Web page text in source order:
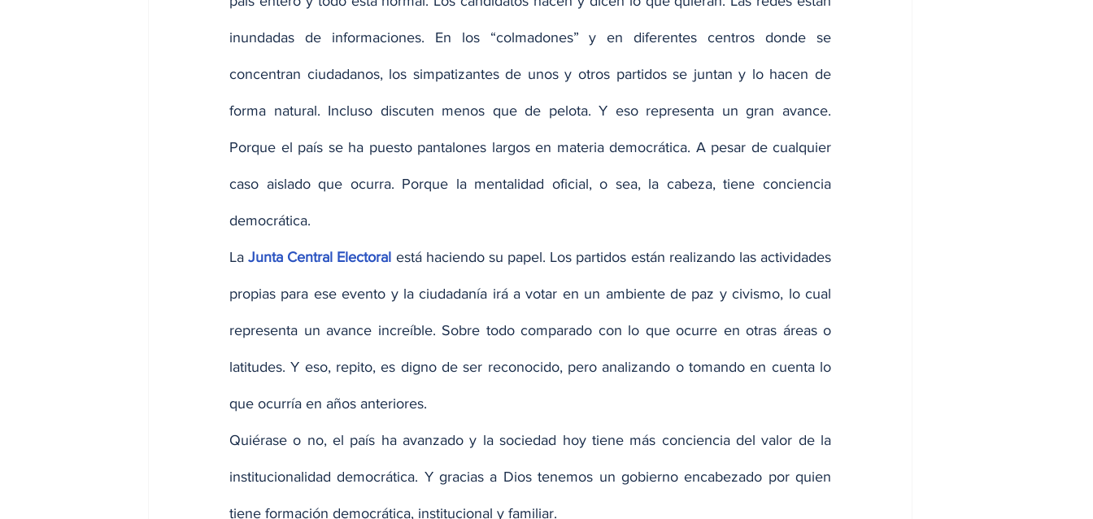
inundadas de informaciones. En los “colmadones” y en diferentes centros donde se
concentran ciudadanos, los simpatizantes de unos y otros partidos se juntan y lo hacen de
forma natural. Incluso discuten menos que de pelota. Y eso representa un gran avance.
Porque el país se ha puesto pantalones largos en materia democrática. A pesar de cualquier
caso aislado que ocurra. Porque la mentalidad oficial, o sea, la cabeza, tiene conciencia
democrática.
La Junta Central Electoral está haciendo su papel. Los partidos están realizando las actividades
propias para ese evento y la ciudadanía irá a votar en un ambiente de paz y civismo, lo cual
representa un avance increíble. Sobre todo comparado con lo que ocurre en otras áreas o
latitudes. Y eso, repito, es digno de ser reconocido, pero analizando o tomando en cuenta lo
que ocurría en años anteriores.
Quiérase o no, el país ha avanzado y la sociedad hoy tiene más conciencia del valor de la
institucionalidad democrática. Y gracias a Dios tenemos un gobierno encabezado por quien
tiene formación democrática, institucional y familiar.